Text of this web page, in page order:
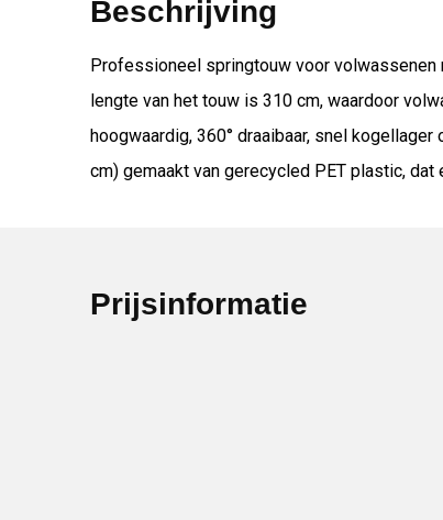
Beschrijving
Professioneel springtouw voor volwassenen
lengte van het touw is 310 cm, waardoor
hoogwaardig, 360° draaibaar, snel
cm) gemaakt van gerecycled PET plastic,
Prijsinformatie